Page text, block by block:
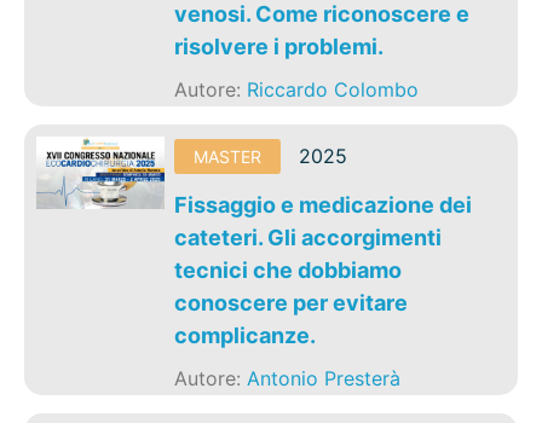
venosi. Come riconoscere e
risolvere i problemi.
Autore: Riccardo Colombo
MASTER 2025
Fissaggio e medicazione dei
cateteri. Gli accorgimenti
tecnici che dobbiamo
conoscere per evitare
complicanze.
Autore:Antonio Presterà